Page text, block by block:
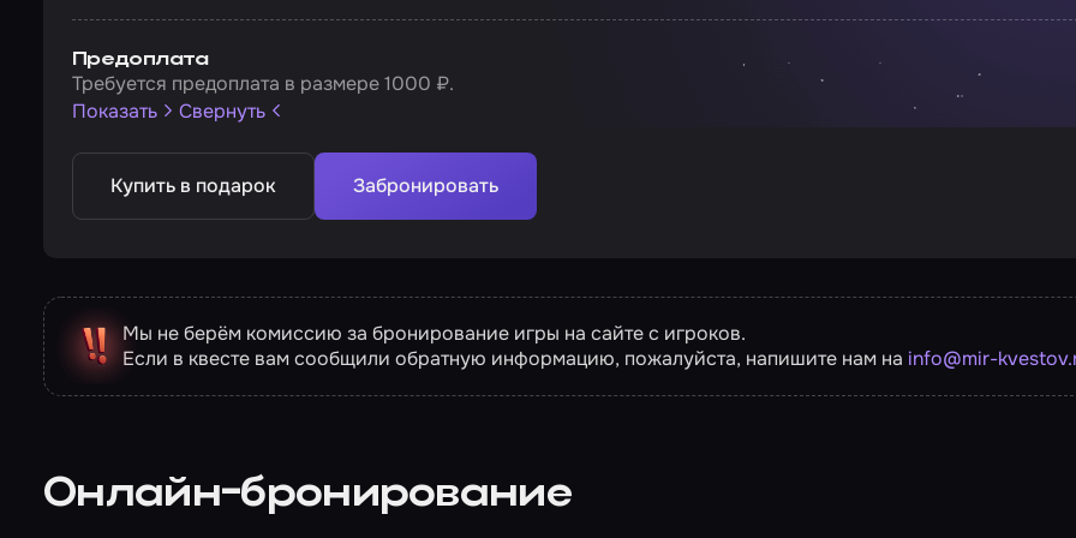
Предоплата
Требуется предоплата в размере 1000 ₽.
Показать
Свернуть
Купить в подарок Забронировать
Мы не берём комиссию за бронирование игры на сайте с игроков.
Если в квесте вам сообщили обратную информацию, пожалуйста, напишите нам на info@mir-
Онлайн-бронирование